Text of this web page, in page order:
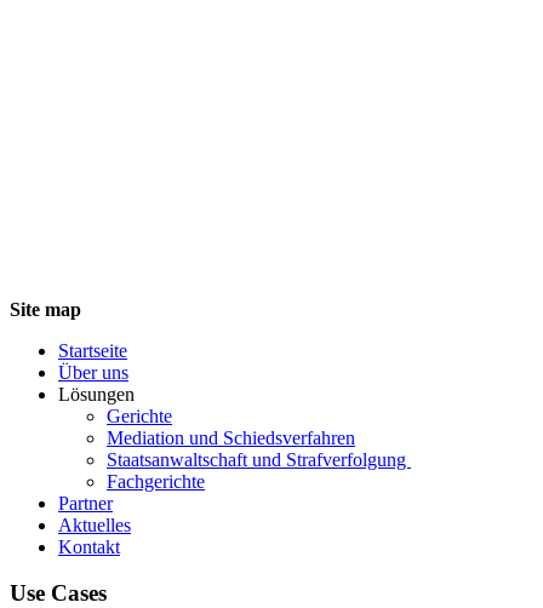
Site map
Startseite
Über uns
Lösungen
Gerichte
Mediation und Schiedsverfahren
Staatsanwaltschaft und Strafverfolgung
Fachgerichte
Partner
Aktuelles
Kontakt
Use Cases